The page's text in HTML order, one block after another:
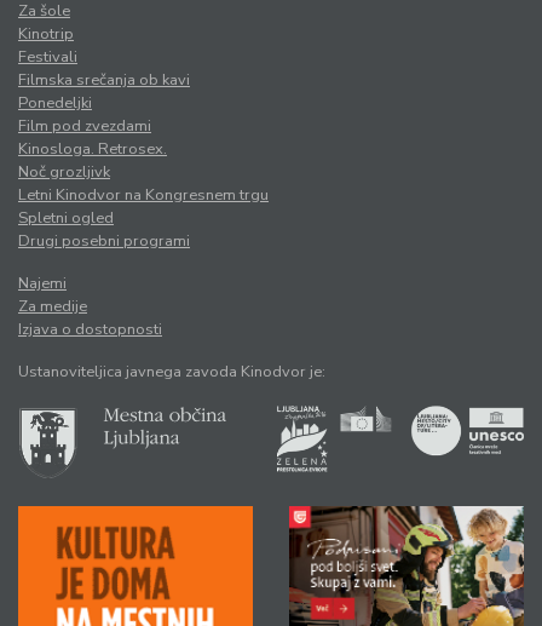
Za šole
Kinotrip
Festivali
Filmska srečanja ob kavi
Ponedeljki
Film pod zvezdami
Kinosloga. Retrosex.
Noč grozljivk
Letni Kinodvor na Kongresnem trgu
Spletni ogled
Drugi posebni programi
Najemi
Za medije
Izjava o dostopnosti
Ustanoviteljica javnega zavoda Kinodvor je: